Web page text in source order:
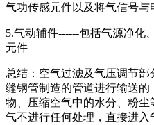
气功传感元件以及将气信号
5.气动辅件------包括气源净化
元件
总结：空气过滤及气压调节
缝钢管制造的管道进行输送
物、压缩空气中的水分、粉
气不进行任何处理，直接进